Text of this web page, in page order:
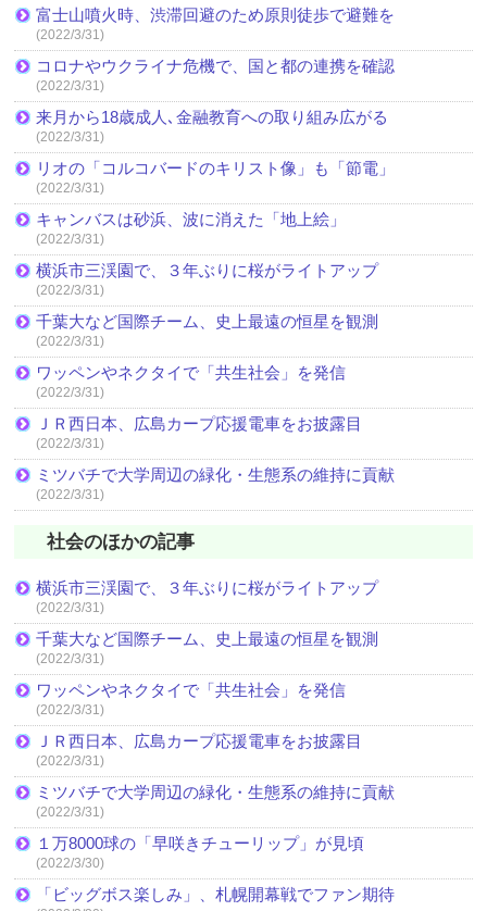
富士山噴火時、渋滞回避のため原則徒歩で避難を
(2022/3/31)
コロナやウクライナ危機で、国と都の連携を確認
(2022/3/31)
来月から18歳成人､金融教育への取り組み広がる
(2022/3/31)
リオの「コルコバードのキリスト像」も「節電」
(2022/3/31)
キャンバスは砂浜、波に消えた「地上絵」
(2022/3/31)
横浜市三渓園で、３年ぶりに桜がライトアップ
(2022/3/31)
千葉大など国際チーム、史上最遠の恒星を観測
(2022/3/31)
ワッペンやネクタイで「共生社会」を発信
(2022/3/31)
ＪＲ西日本、広島カープ応援電車をお披露目
(2022/3/31)
ミツバチで大学周辺の緑化・生態系の維持に貢献
(2022/3/31)
社会のほかの記事
横浜市三渓園で、３年ぶりに桜がライトアップ
(2022/3/31)
千葉大など国際チーム、史上最遠の恒星を観測
(2022/3/31)
ワッペンやネクタイで「共生社会」を発信
(2022/3/31)
ＪＲ西日本、広島カープ応援電車をお披露目
(2022/3/31)
ミツバチで大学周辺の緑化・生態系の維持に貢献
(2022/3/31)
１万8000球の「早咲きチューリップ」が見頃
(2022/3/30)
「ビッグボス楽しみ」、札幌開幕戦でファン期待